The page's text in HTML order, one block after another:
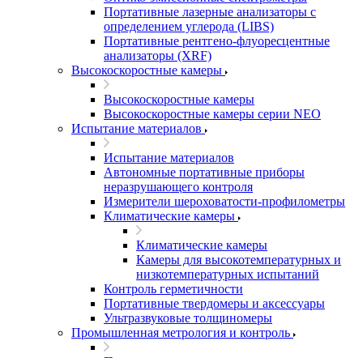
Портативные лазерные анализаторы с
определением углерода (LIBS)
Портативные рентгено-флуоресцентные
анализаторы (XRF)
Высокоскоростные камеры
Высокоскоростные камеры
Высокоскоростные камеры серии NEO
Испытание материалов
Испытание материалов
Автономные портативные приборы
неразрушающего контроля
Измерители шероховатости-профилометры
Климатические камеры
Климатические камеры
Камеры для высокотемпературных и
низкотемпературных испытаний
Контроль герметичности
Портативные твердомеры и аксессуары
Ультразвуковые толщиномеры
Промышленная метрология и контроль